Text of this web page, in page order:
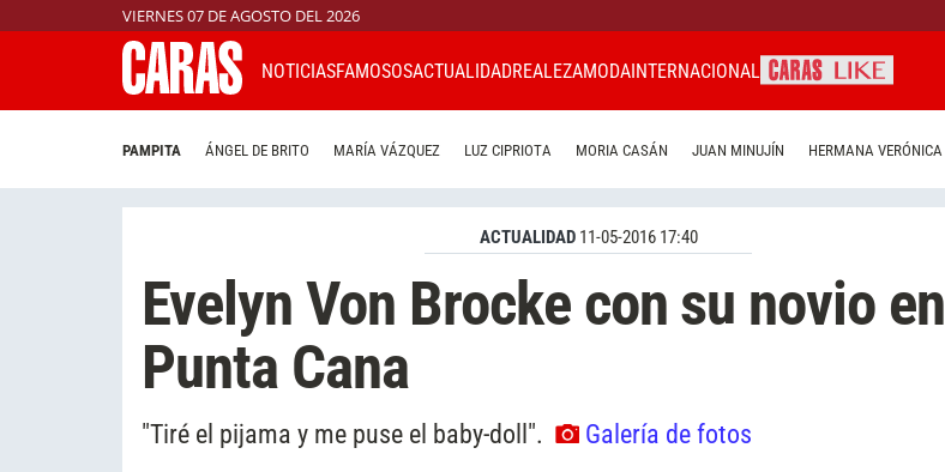
VIERNES 07 DE AGOSTO DEL 2026
NOTICIASFAMOSOSACTUALIDADREALEZAMODAINTERNACIONAL
PAMPITA ÁNGEL DE BRITO MARÍA VÁZQUEZ LUZ CIPRIOTA MORIA CASÁN JUAN MINUJÍN HERMANA VERÓNICA
ACTUALIDAD 11-05-2016 17:40
Evelyn Von Brocke con su novio en
Punta Cana
"Tiré el pijama y me puse el baby-doll". Galería de fotos